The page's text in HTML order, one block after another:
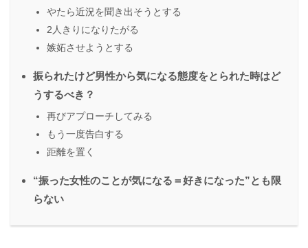
やたら近況を聞き出そうとする
2人きりになりたがる
嫉妬させようとする
振られたけど男性から気になる態度をとられた時はど
うするべき？
再びアプローチしてみる
もう一度告白する
距離を置く
“振った女性のことが気になる＝好きになった”とも限
らない